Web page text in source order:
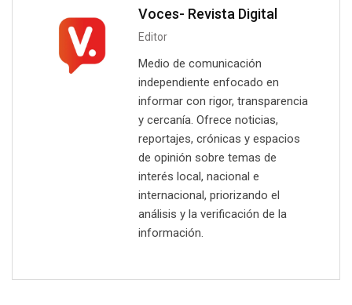
Voces- Revista Digital
Editor
Medio de comunicación
independiente enfocado en
informar con rigor, transparencia
y cercanía. Ofrece noticias,
reportajes, crónicas y espacios
de opinión sobre temas de
interés local, nacional e
internacional, priorizando el
análisis y la verificación de la
información.